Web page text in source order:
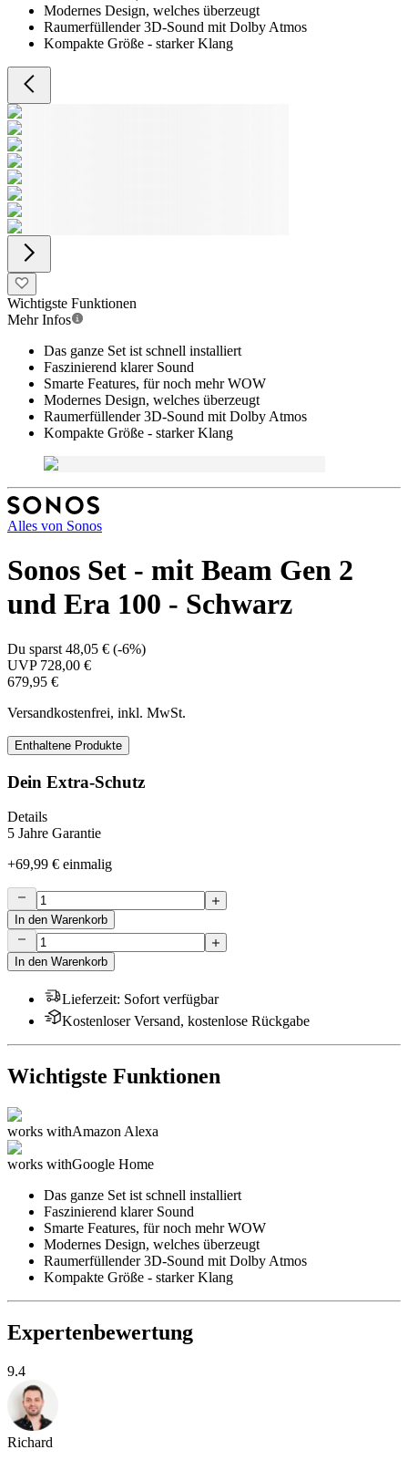
Modernes Design, welches überzeugt
Raumerfüllender 3D-Sound mit Dolby Atmos
Kompakte Größe - starker Klang
Wichtigste Funktionen
Mehr Infos
Das ganze Set ist schnell installiert
Faszinierend klarer Sound
Smarte Features, für noch mehr WOW
Modernes Design, welches überzeugt
Raumerfüllender 3D-Sound mit Dolby Atmos
Kompakte Größe - starker Klang
Alles von Sonos
Sonos Set - mit Beam Gen 2
und Era 100 - Schwarz
Du sparst 48,05 € (-6%)
UVP 728,00 €
679,95 €
Versandkostenfrei, inkl. MwSt.
Enthaltene Produkte
Dein Extra-Schutz
Details
5 Jahre Garantie
+69,99 € einmalig
In den Warenkorb
In den Warenkorb
Lieferzeit: Sofort verfügbar
Kostenloser Versand, kostenlose Rückgabe
Wichtigste Funktionen
works withAmazon Alexa
works withGoogle Home
Das ganze Set ist schnell installiert
Faszinierend klarer Sound
Smarte Features, für noch mehr WOW
Modernes Design, welches überzeugt
Raumerfüllender 3D-Sound mit Dolby Atmos
Kompakte Größe - starker Klang
Expertenbewertung
9.4
Richard